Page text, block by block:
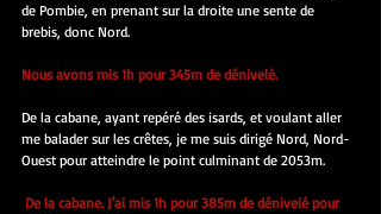
de Pombie, en prenant sur la droite une sente de
brebis, donc Nord.
Nous avons mis 1h pour 345m de dénivelé.
De la cabane, ayant repéré des isards, et voulant aller
me balader sur les crêtes, je me suis dirigé Nord, Nord-
Ouest pour atteindre le point culminant de 2053m.